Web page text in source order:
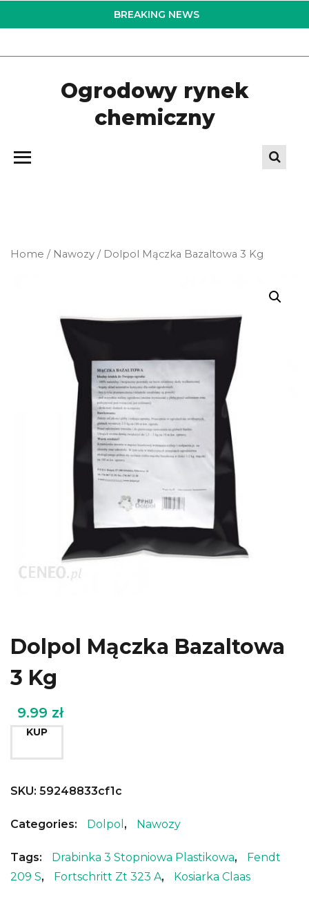
to
BREAKING NEWS
Ogrodowy rynek
chemiczny
Home / Nawozy / Dolpol Mączka Bazaltowa 3 Kg
Dolpol Mączka Bazaltowa
3 Kg
9.99 zł
KUP
SKU: 59248833cf1c
Categories: Dolpol , Nawozy
Tags: Drabinka 3 Stopniowa Plastikowa,
Fendt
209 S, Fortschritt Zt 323 A, Kosiarka Claas